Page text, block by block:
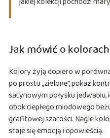
Jak mówić o
Kolory żyją dopiero w
po prostu „zielone”, pokaż
satynowym połysku jedwabiu,
obok ciepłego miodowego
grafitowej szarości. Nagle
staje się emocją i opowieścią.